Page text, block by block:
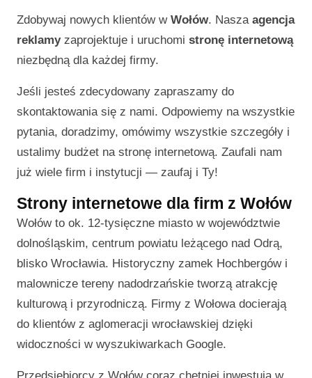
Zdobywaj nowych klientów w Wołów. Nasza agencja
reklamyzaprojektuje i uruchomi stronę internetową
niezbędną dla każdej firmy.
Jeśli jesteś zdecydowany zapraszamy do
skontaktowania się z nami. Odpowiemy na wszystkie
pytania, doradzimy, omówimy wszystkie szczegóły i
ustalimy budżet na stronę internetową. Zaufali nam
już wiele firm i instytucji — zaufaj i Ty!
Strony internetowe dla firm z Wołów
Wołów to ok. 12-tysięczne miasto w województwie
dolnośląskim, centrum powiatu leżącego nad Odrą,
blisko Wrocławia. Historyczny zamek Hochbergów i
malownicze tereny nadodrzańskie tworzą atrakcję
kulturową i przyrodniczą. Firmy z Wołowa docierają
do klientów z aglomeracji wrocławskiej dzięki
widoczności w wyszukiwarkach Google.